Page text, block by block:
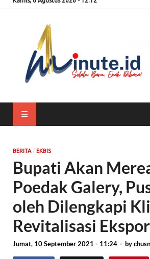
BERITA/ EKBIS
Bupati Akan
Poedak Galery,
oleh Dilengkapi
Revitalisasi Ekspor
Jumat, 10 September 2021 - 11:24 - by